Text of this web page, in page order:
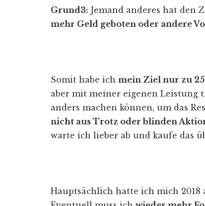
Grund3: Jemand anderes hat den
mehr Geld geboten oder andere
Somit habe ich mein Ziel nur zu
aber mit meiner eigenen Leistung
anders machen können, um das
nicht aus Trotz oder blinden
warte ich lieber ab und kaufe das
Hauptsächlich hatte ich mich